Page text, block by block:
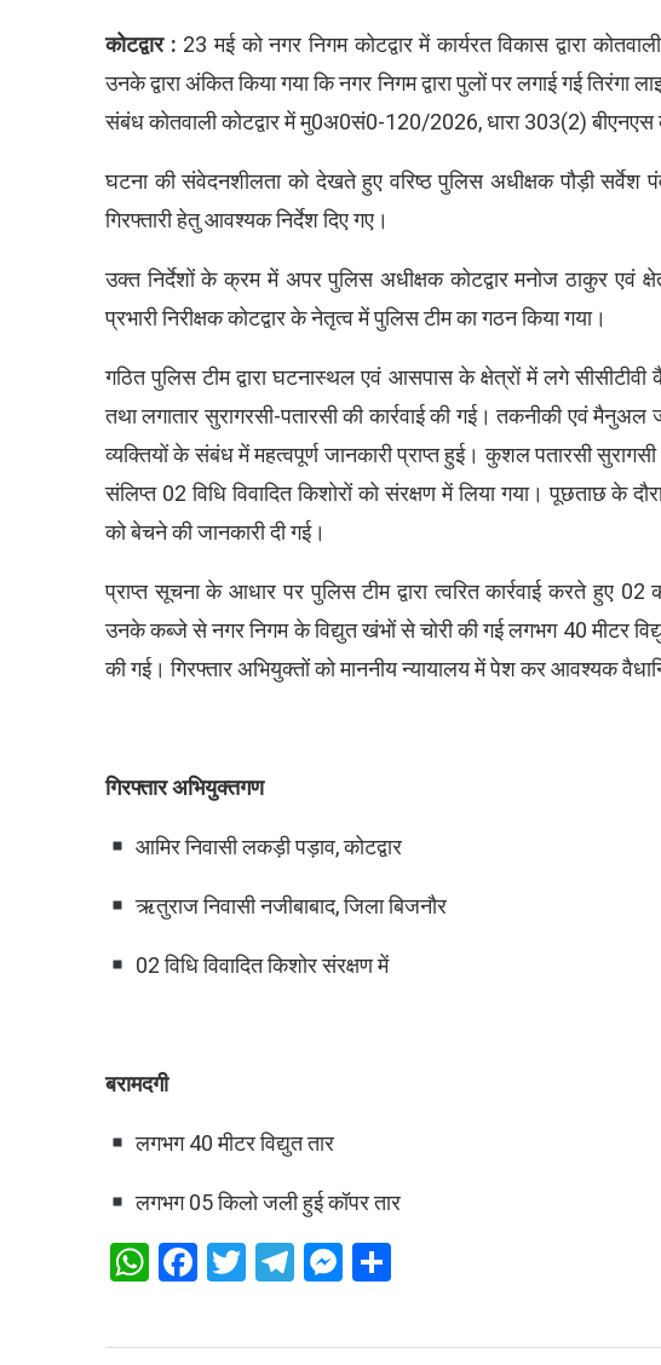
कोटद्वार : 23 मई को नगर निगम कोटद्वार में कार्यरत विकास द्वारा
उनके द्वारा अंकित किया गया कि नगर निगम द्वारा पुलों पर लगाई गई तिरंगा
संबंध कोतवाली कोटद्वार में मु0अ0सं0-120/2026, धारा 303(2) बीएनएस
घटना की संवेदनशीलता को देखते हुए वरिष्ठ पुलिस अधीक्षक पौड़ी सर्वेश
गिरफ्तारी हेतु आवश्यक निर्देश दिए गए।
उक्त निर्देशों के क्रम में अपर पुलिस अधीक्षक कोटद्वार मनोज ठाकुर एवं
प्रभारी निरीक्षक कोटद्वार के नेतृत्व में पुलिस टीम का गठन किया गया।
गठित पुलिस टीम द्वारा घटनास्थल एवं आसपास के क्षेत्रों में लगे
तथा लगातार सुरागरसी-पतारसी की कार्रवाई की गई। तकनीकी एवं
व्यक्तियों के संबंध में महत्वपूर्ण जानकारी प्राप्त हुई। कुशल पतारसी
संलिप्त 02 विधि विवादित किशोरों को संरक्षण में लिया गया। पूछताछ के
को बेचने की जानकारी दी गई।
प्राप्त सूचना के आधार पर पुलिस टीम द्वारा त्वरित कार्रवाई करते हुए 02
उनके कब्जे से नगर निगम के विद्युत खंभों से चोरी की गई लगभग 40 मीटर
की गई। गिरफ्तार अभियुक्तों को माननीय न्यायालय में पेश कर आवश्यक
गिरफ्तार अभियुक्तगण
आमिर निवासी लकड़ी पड़ाव, कोटद्वार
ऋतुराज निवासी नजीबाबाद, जिला बिजनौर
02 विधि विवादित किशोर संरक्षण में
बरामदगी
लगभग 40 मीटर विद्युत तार
लगभग 05 किलो जली हुई कॉपर तार
WhatsApp
Facebook
Twitter
Telegram
Messenger